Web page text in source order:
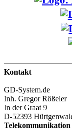
Kontakt
GD-System.de
Inh. Gregor Rößeler
In der Graat 9
D-52393
Telekommunikation